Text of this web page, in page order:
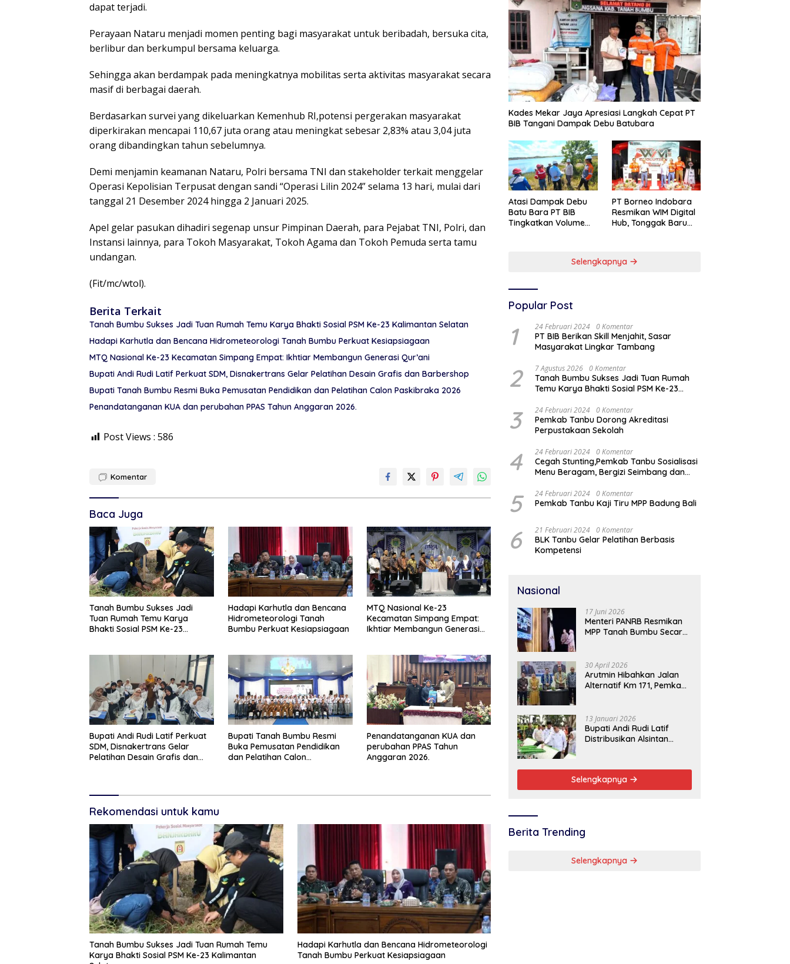
dapat terjadi.
Perayaan Nataru menjadi momen penting bagi masyarakat untuk beribadah, bersuka cita,
berlibur dan berkumpul bersama keluarga.
Sehingga akan berdampak pada meningkatnya mobilitas serta aktivitas masyarakat secara
masif di berbagai daerah.
Berdasarkan survei yang dikeluarkan Kemenhub RI,potensi pergerakan masyarakat
diperkirakan mencapai 110,67 juta orang atau meningkat sebesar 2,83% atau 3,04 juta
orang dibandingkan tahun sebelumnya.
Demi menjamin keamanan Nataru, Polri bersama TNI dan stakeholder terkait menggelar
Operasi Kepolisian Terpusat dengan sandi “Operasi Lilin 2024” selama 13 hari, mulai dari
tanggal 21 Desember 2024 hingga 2 Januari 2025.
Apel gelar pasukan dihadiri segenap unsur Pimpinan Daerah, para Pejabat TNI, Polri, dan
Instansi lainnya, para Tokoh Masyarakat, Tokoh Agama dan Tokoh Pemuda serta tamu
undangan.
(Fit/mc/wtol).
Berita Terkait
Tanah Bumbu Sukses Jadi Tuan Rumah Temu Karya Bhakti Sosial PSM Ke-23 Kalimantan Selatan
Hadapi Karhutla dan Bencana Hidrometeorologi Tanah Bumbu Perkuat Kesiapsiagaan
MTQ Nasional Ke-23 Kecamatan Simpang Empat: Ikhtiar Membangun Generasi Qur’ani
Bupati Andi Rudi Latif Perkuat SDM, Disnakertrans Gelar Pelatihan Desain Grafis dan Barbershop
Bupati Tanah Bumbu Resmi Buka Pemusatan Pendidikan dan Pelatihan Calon Paskibraka 2026
Penandatanganan KUA dan perubahan PPAS Tahun Anggaran 2026.
Post Views : 586
Komentar
Baca Juga
Tanah Bumbu Sukses Jadi
Tuan Rumah Temu Karya
Bhakti Sosial PSM Ke-23
Hadapi Karhutla dan Bencana
Hidrometeorologi Tanah
Bumbu Perkuat Kesiapsiagaan
MTQ Nasional Ke-23
Kecamatan Simpang Empat:
Ikhtiar Membangun Generasi
Bupati Andi Rudi Latif Perkuat
SDM, Disnakertrans Gelar
Pelatihan Desain Grafis dan
Bupati Tanah Bumbu Resmi
Buka Pemusatan Pendidikan
dan Pelatihan Calon
Penandatanganan KUA dan
perubahan PPAS Tahun
Anggaran 2026.
Rekomendasi untuk kamu
Tanah Bumbu Sukses Jadi Tuan Rumah Temu
Karya Bhakti Sosial PSM Ke-23 Kalimantan
Hadapi Karhutla dan Bencana Hidrometeorologi
Tanah Bumbu Perkuat Kesiapsiagaan
Kades Mekar Jaya Apresiasi Langkah Cepat PT
BIB Tangani Dampak Debu Batubara
Atasi Dampak Debu
Batu Bara PT BIB
Tingkatkan Volume
PT Borneo Indobara
Resmikan WIM Digital
Hub, Tonggak Baru
Batubara
Selengkapnya
Popular Post
1 24 Februari 2024 0 Komentar
PT BIB Berikan Skill Menjahit, Sasar
Masyarakat Lingkar Tambang
2 7 Agustus 2026 0 Komentar
Tanah Bumbu Sukses Jadi Tuan Rumah
Temu Karya Bhakti Sosial PSM Ke-23
3 24 Februari 2024 0 Komentar
Pemkab Tanbu Dorong Akreditasi
Perpustakaan Sekolah
4 24 Februari 2024 0 Komentar
Cegah Stunting,Pemkab Tanbu Sosialisasi
Menu Beragam, Bergizi Seimbang dan
5 24 Februari 2024 0 Komentar
Pemkab Tanbu Kaji Tiru MPP Badung Bali
6 21 Februari 2024 0 Komentar
BLK Tanbu Gelar Pelatihan Berbasis
Kompetensi
Nasional
17 Juni 2026
Menteri PANRB Resmikan
MPP Tanah Bumbu Secara
30 April 2026
Arutmin Hibahkan Jalan
Alternatif Km 171, Pemkab
13 Januari 2026
Bupati Andi Rudi Latif
Distribusikan Alsintan
Selengkapnya
Berita Trending
Selengkapnya